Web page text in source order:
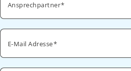
Ansprechpartner
E-Mail Adresse